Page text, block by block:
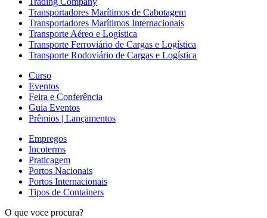
Transportadores Marítimos de Cabotagem
Transportadores Marítimos Internacionais
Transporte Aéreo e Logística
Transporte Ferroviário de Cargas e Logística
Transporte Rodoviário de Cargas e Logística
Curso
Eventos
Feira e Conferência
Guia Eventos
Prêmios | Lançamentos
Empregos
Incoterms
Praticagem
Portos Nacionais
Portos Internacionais
Tipos de Containers
O que voce procura?